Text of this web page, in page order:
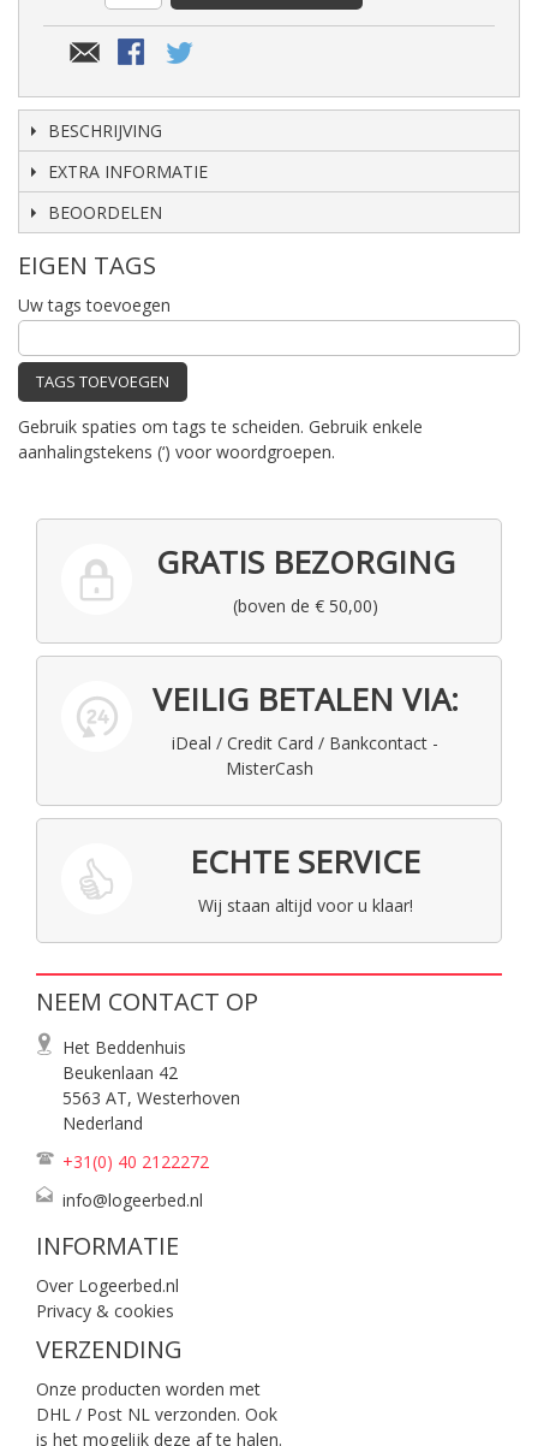
BESCHRIJVING
EXTRA INFORMATIE
BEOORDELEN
EIGEN TAGS
Uw tags toevoegen
TAGS TOEVOEGEN
Gebruik spaties om tags te scheiden. Gebruik enkele
aanhalingstekens (‘) voor woordgroepen.
GRATIS BEZORGING
(boven de € 50,00)
VEILIG BETALEN VIA:
iDeal / Credit Card / Bankcontact -
MisterCash
ECHTE SERVICE
Wij staan altijd voor u klaar!
NEEM CONTACT OP
Het Beddenhuis
Beukenlaan 42
5563 AT, Westerhoven
Nederland
+31(0) 40 2122272
info@logeerbed.nl
INFORMATIE
Over Logeerbed.nl
Privacy & cookies
VERZENDING
Onze producten worden met
DHL / Post NL verzonden. Ook
is het mogelijk deze af te halen.